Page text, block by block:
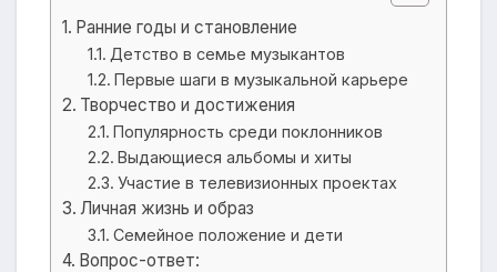
Ранние годы и становление
Детство в семье музыкантов
Первые шаги в музыкальной карьере
Творчество и достижения
Популярность среди поклонников
Выдающиеся альбомы и хиты
Участие в телевизионных проектах
Личная жизнь и образ
Семейное положение и дети
Вопрос-ответ: